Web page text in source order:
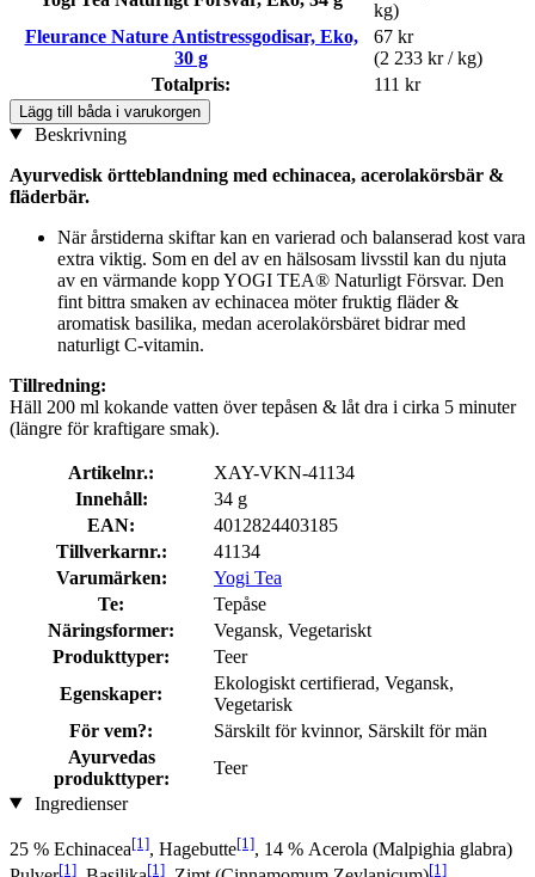
kg)
Fleurance Nature Antistressgodisar, Eko,
30 g
67 kr
(2 233 kr / kg)
Totalpris:
111 kr
Lägg till båda i varukorgen
Beskrivning
Ayurvedisk örtteblandning med echinacea, acerolakörsbär &
fläderbär.
När årstiderna skiftar kan en varierad och balanserad kost vara
extra viktig. Som en del av en hälsosam livsstil kan du njuta
av en värmande kopp YOGI TEA® Naturligt Försvar. Den
fint bittra smaken av echinacea möter fruktig fläder &
aromatisk basilika, medan acerolakörsbäret bidrar med
naturligt C-vitamin.
Tillredning:
Häll 200 ml kokande vatten över tepåsen & låt dra i cirka 5 minuter
(längre för kraftigare smak).
Artikelnr.:
XAY-VKN-41134
Innehåll:
34 g
EAN:
4012824403185
Tillverkarnr.:
41134
Varumärken:
Yogi Tea
Te:
Tepåse
Näringsformer:
Vegansk, Vegetariskt
Produkttyper:
Teer
Egenskaper:
Ekologiskt certifierad, Vegansk,
Vegetarisk
För vem?:
Särskilt för kvinnor, Särskilt för män
Ayurvedas
produkttyper:
Teer
Ingredienser
25 % Echinacea[1], Hagebutte[1], 14 % Acerola (Malpighia glabra)
[1] [1] [1]